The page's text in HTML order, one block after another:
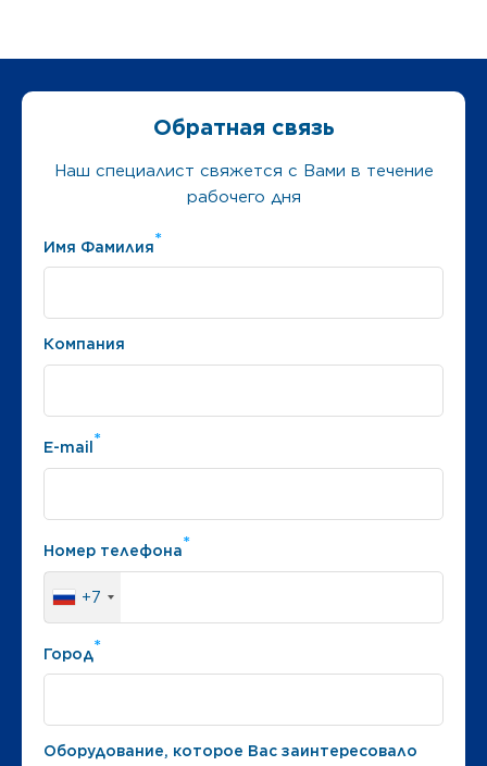
Обратная связь
Наш специалист свяжется с Вами в течение
рабочего дня
Имя Фамилия*
Компания
E-mail *
Номер телефона*
+7
Город*
Оборудование, которое Вас заинтересовало